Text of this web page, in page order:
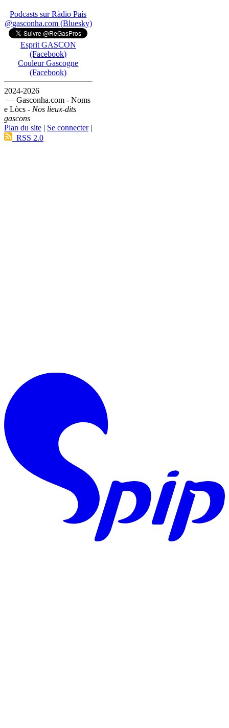
Podcasts sur Ràdio País
@gasconha.com (Bluesky)
Esprit GASCON
(Facebook)
Couleur Gascogne
(Facebook)
2024-2026
— Gasconha.com - Noms
e Lòcs - Nos lieux-dits
gascons
Plan du site | Se connecter|
RSS 2.0